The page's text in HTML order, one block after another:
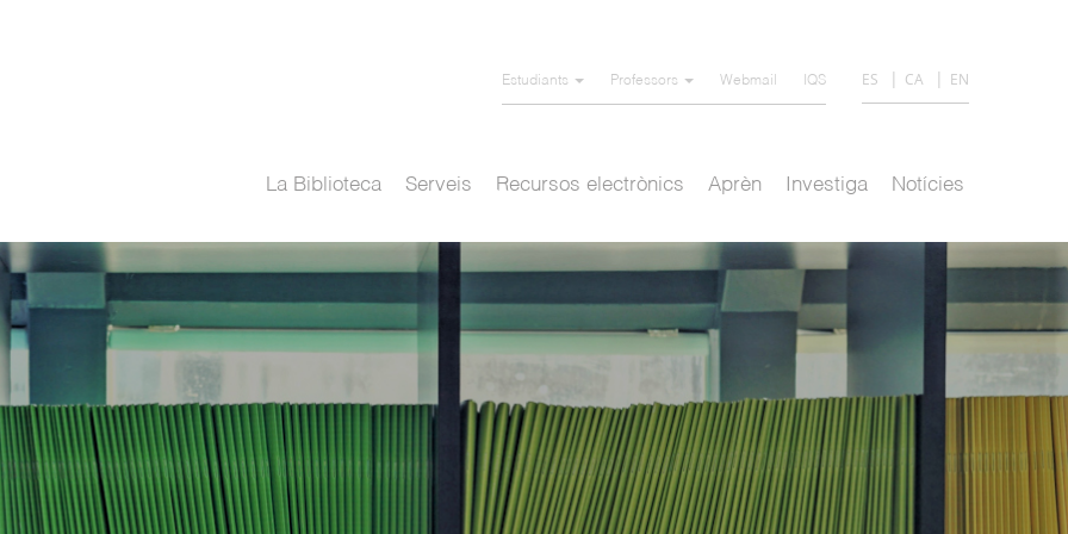
Estudiants Professors Webmail IQS ES CA EN
La Biblioteca Serveis Recursos electrònics Aprèn Investiga Notícies